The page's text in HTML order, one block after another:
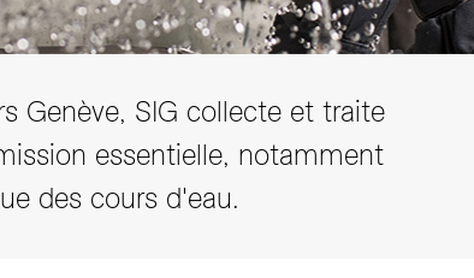
Genève, SIG collecte et traite
essentielle, notamment
des cours d'eau.